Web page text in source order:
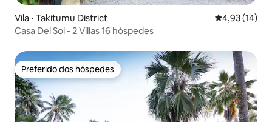
Vila ⋅ Takitumu District 4,93 de uma
4,93 (14)
Casa Del Sol - 2 Villas 16 hóspedes
Preferido dos hóspedes
Preferido dos hóspedes